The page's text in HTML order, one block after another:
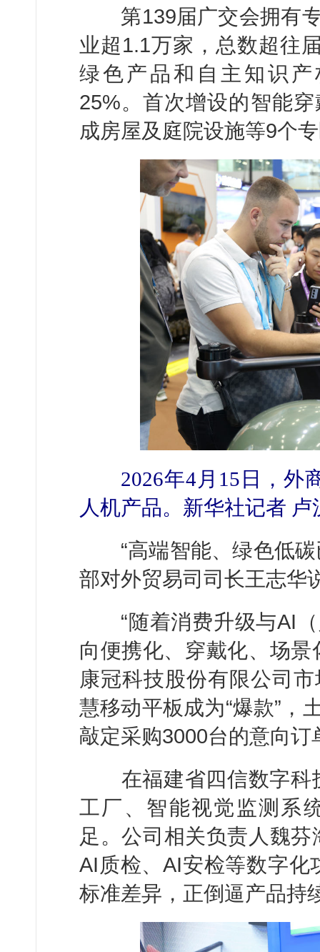
第139届广交会拥有专
业超1.1万家，总数超往
绿色产品和自主知识
25%。首次增设的智能
成房屋及庭院设施等9个
2026年4月15日，外
人机产品。新华社记者 卢
“高端智能、绿色低碳
部对外贸易司司长王志华
“随着消费升级与AI（
向便携化、穿戴化、场
康冠科技股份有限公司
慧移动平板成为“爆款”，
敲定采购3000台的意向订
在福建省四信数字科
工厂、智能视觉监测系
足。公司相关负责人魏
AI质检、AI安检等数字化
标准差异，正倒逼产品持